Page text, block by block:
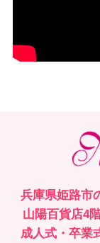
兵庫県姫路市
山陽百貨店4
成人式・卒業